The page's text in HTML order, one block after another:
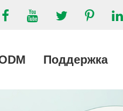
Поддержка